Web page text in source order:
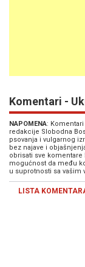
Komentari -
NAPOMENA: Komentari
redakcije Slobodna
psovanja i vulgarnog
bez najave i
obrisati sve komentare
mogućnost da među
u suprotnosti sa
LISTA